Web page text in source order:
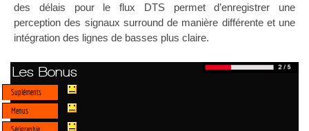
des délais pour le flux DTS permet d’enregistrer une
perception des signaux surround de manière différente et une
intégration des lignes de basses plus claire.
Les Bonus
Supléments
Menus